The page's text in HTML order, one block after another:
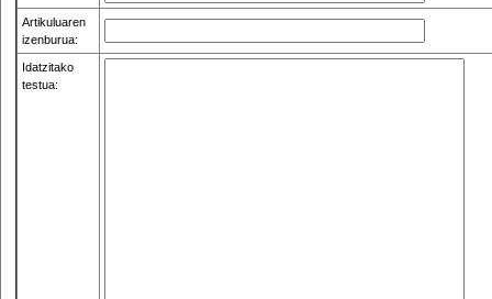
Artikuluaren
izenburua:
Idatzitako
testua: